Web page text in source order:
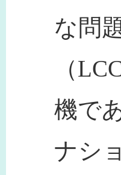
な問
（
機で
ナシ